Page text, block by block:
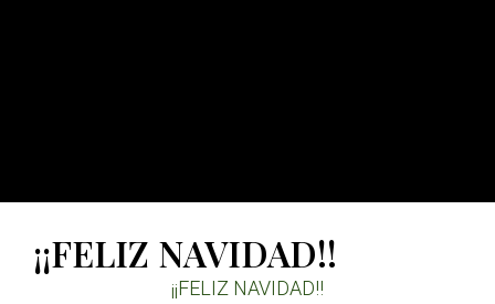
¡¡FELIZ NAVIDAD!!
¡¡FELIZ NAVIDAD!!